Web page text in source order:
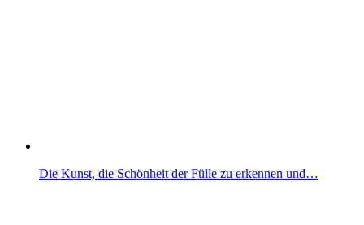
Die Kunst, die Schönheit der Fülle zu erkennen und…